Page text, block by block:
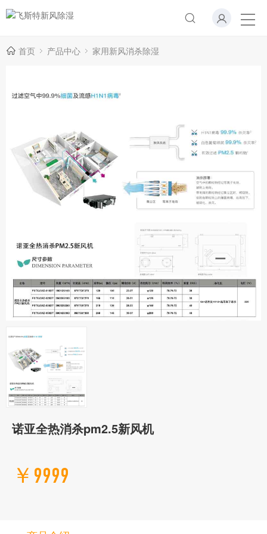
首页 产品中心 家用新风消杀除湿
诺亚全热消杀pm2.5新风机
￥9999